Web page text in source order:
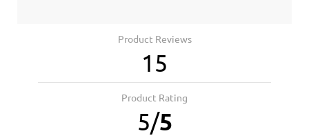
Product Reviews
15
Product Rating
5/5